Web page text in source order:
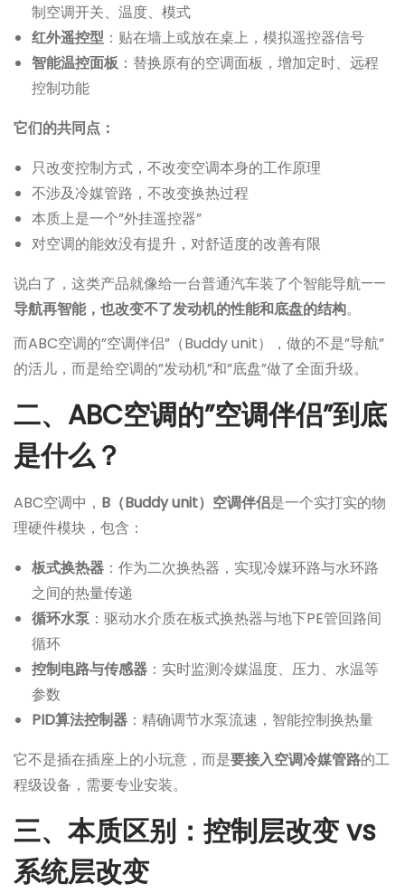
制空调开关、温度、模式
红外遥控型 ：贴在墙上或放在桌上，模拟遥控器信号
智能温控面板 ：替换原有的空调面板，增加定时、远程
控制功能
它们的共同点：
只改变控制方式，不改变空调本身的工作原理
不涉及冷媒管路，不改变换热过程
本质上是一个”外挂遥控器”
对空调的能效没有提升，对舒适度的改善有限
说白了，这类产品就像给一台普通汽车装了个智能导航——
导航再智能，也改变不了发动机的性能和底盘的结构。
而ABC空调的”空调伴侣”（Buddy unit），做的不是”导航”
的活儿，而是给空调的”发动机”和”底盘”做了全面升级。
二、ABC空调的”空调伴侣”到底
是什么？
ABC空调中， B（Buddy unit）空调伴侣是一个实打实的物
理硬件模块，包含：
板式换热器 ：作为二次换热器，实现冷媒环路与水环路
之间的热量传递
循环水泵 ：驱动水介质在板式换热器与地下PE管回路间
循环
控制电路与传感器 ：实时监测冷媒温度、压力、水温等
参数
PID算法控制器 ：精确调节水泵流速，智能控制换热量
它不是插在插座上的小玩意，而是要接入空调冷媒管路的工
程级设备，需要专业安装。
三、本质区别：控制层改变 vs
系统层改变